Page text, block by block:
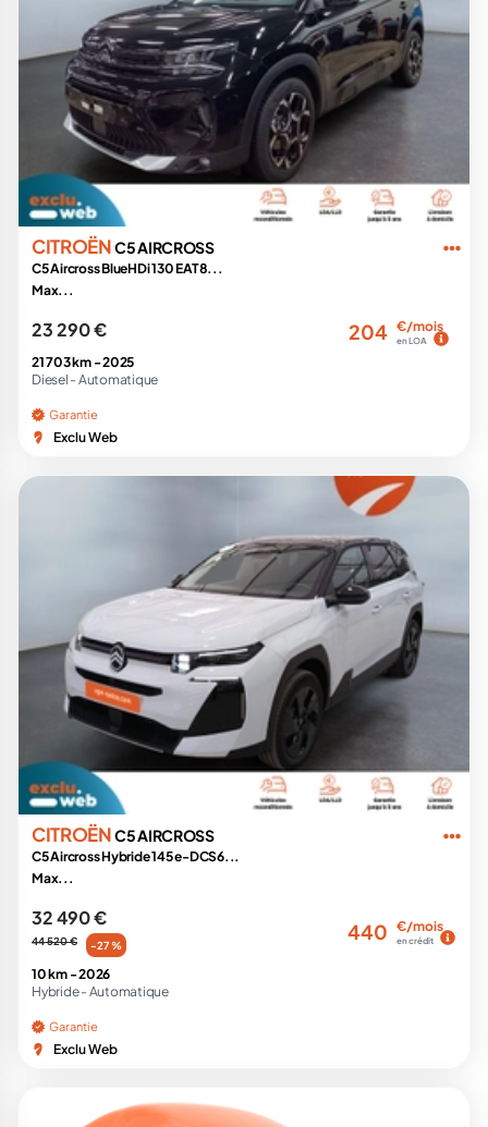
CITROËNC5 AIRCROSS
C5 Aircross BlueHDi 130 EAT8...
Max...
23 290 € 204 €/mois
en LOA
21 703 km -2025
Diesel - Automatique
Garantie
Exclu Web
CITROËNC5 AIRCROSS
C5 Aircross Hybride 145 e-DCS6...
Max...
32 490 €
44 520 € -27 %
440 €/mois
en crédit
10 km -2026
Hybride - Automatique
Garantie
Exclu Web